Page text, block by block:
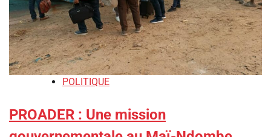
POLITIQUE
PROADER : Une mission